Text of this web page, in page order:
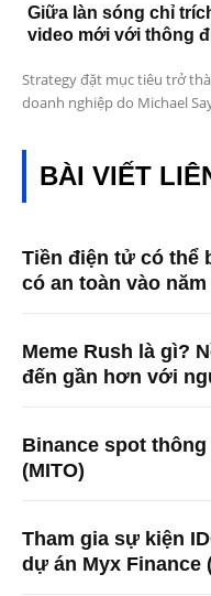
Giữa làn sóng chỉ
video mới với thông
Strategy đặt mục tiêu trở
doanh nghiệp do Michael
BÀI VIẾT
Tiền điện tử có thể
có an toàn vào năm
Meme Rush là gì?
đến gần hơn với
Binance spot
(MITO)
Tham gia sự kiện
dự án Myx Finance